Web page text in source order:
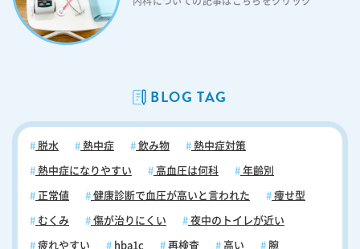
により、病気の、早期発見、早期治療につながります。 咳喘息を放置し
ておくと慢性疾患となってしまう可能性もあります。 「たかが咳」と思
わずに、早めの呼吸器内科の診察・診療を心がけてください。 千葉市若
内科、板谷内科クリニックの診療内容はこちらです。 主な呼吸器疾患の
中で起こる肺炎 病院・介護施設などで起こる肺炎 肺膿瘍 肺結核 肺非結
核性抗酸菌症 肺真菌症 肺寄生虫症 ウイルス性肺炎 誤嚥性肺炎 気道閉塞
ー性肺疾患 気管支ぜんそく 過敏性肺炎 好酸球性肺炎 アレルギー性気管
支肺アスペルギルス症 薬剤性肺炎 好酸球性多発血管炎性肉芽腫症 間質
腫瘍 肺血管性病変 肺血栓塞栓症 肺水腫 胸膜疾患 胸膜炎 膿胸 胸膜腫瘍
掲載されています。お住まいの区に関わらず、掲載されているすべての
医療機関から、選択することができます。 こちらのページの、がん検診
度です。 申告の際、健康への取り組みを行っていることの証明として、
特定健診や、がん検診等を受けた時の領収書や、検診結果の添付が求め
す。 必要な方は、大切に保管しておきましょう。 胃がん検診 大腸がん
検診 肺がん検診 子宮がん検診 乳がん検診 骨粗しょう症検診 肝炎検診
BLOG TAG
脱水 熱中症 飲み物 熱中症対策
熱中症になりやすい 高血圧は何科 年齢別
正常値 健康診断で血圧が高いと言われた 痩せ型
むくみ 傷が治りにくい 夜中のトイレが近い
疲れやすい hba1c 再検査 高い 腕